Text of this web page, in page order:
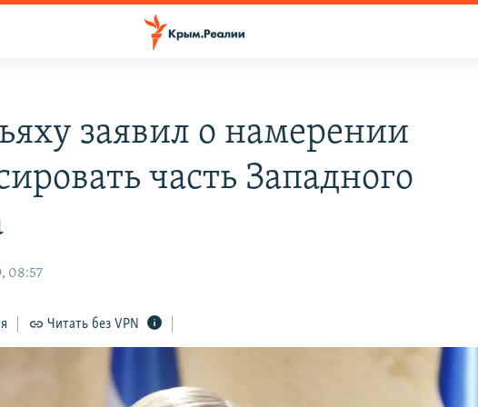
заявил о намерении
часть Западного
08:57
Читать без VPN